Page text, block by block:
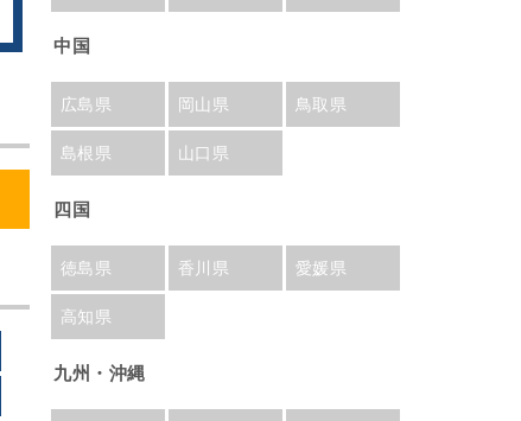
中国
広島県 岡山県 鳥取県
島根県 山口県
四国
徳島県 香川県 愛媛県
高知県
九州・沖縄